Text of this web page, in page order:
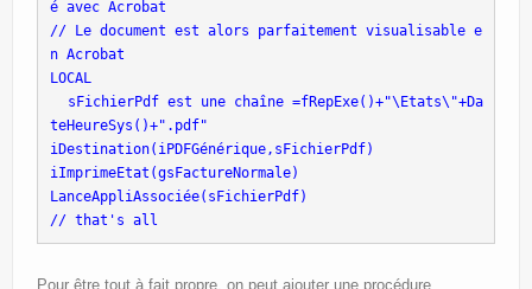
é avec Acrobat
// Le document est alors parfaitement visualisable e
n Acrobat
LOCAL
sFichierPdf est une chaîne =fRepExe()+"\Etats\"+Da
teHeureSys()+".pdf"
iDestination(iPDFGénérique,sFichierPdf)
iImprimeEtat(gsFactureNormale)
LanceAppliAssociée(sFichierPdf)
// that's all
Pour être tout à fait propre, on peut ajouter une procédure